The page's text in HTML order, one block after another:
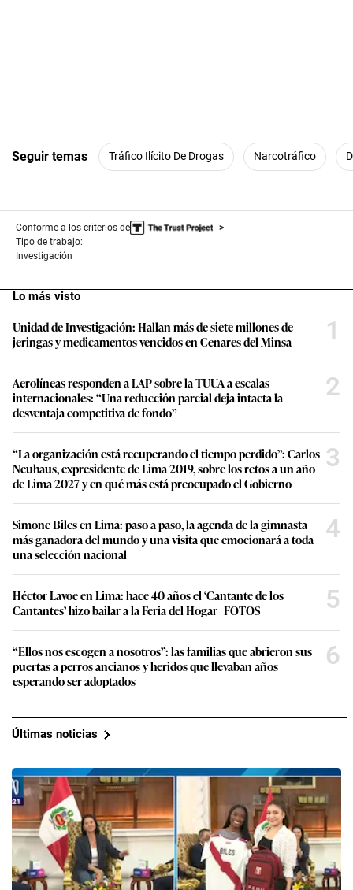
Seguir temas Tráfico Ilícito De Drogas Narcotráfico
Conforme a los criterios de
Tipo de trabajo:
Investigación
Lo más visto
Unidad de Investigación: Hallan más de siete millones de
jeringas y medicamentos vencidos en Cenares del Minsa
1
Aerolíneas responden a LAP sobre la TUUA a escalas
internacionales: “Una reducción parcial deja intacta la
desventaja competitiva de fondo”
2
“La organización está recuperando el tiempo perdido”: Carlos
Neuhaus, expresidente de Lima 2019, sobre los retos a un año
de Lima 2027 y en qué más está preocupado el Gobierno
3
Simone Biles en Lima: paso a paso, la agenda de la gimnasta
más ganadora del mundo y una visita que emocionará a toda
una selección nacional
4
Héctor Lavoe en Lima: hace 40 años el ‘Cantante de los
Cantantes’ hizo bailar a la Feria del Hogar | FOTOS
5
“Ellos nos escogen a nosotros”: las familias que abrieron sus
puertas a perros ancianos y heridos que llevaban años
esperando ser adoptados
6
Últimas noticias